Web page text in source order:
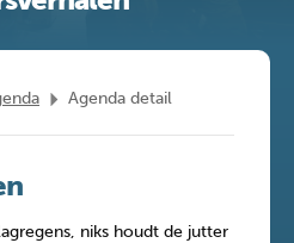
Agenda detail
niks houdt de jutter